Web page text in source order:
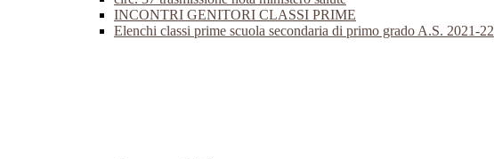
INCONTRI GENITORI CLASSI PRIME
Elenchi classi prime scuola secondaria di primo grado A.S. 2021-22